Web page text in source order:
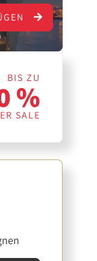
BIS ZU
%
SALE